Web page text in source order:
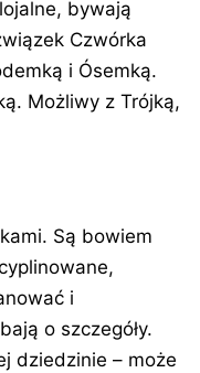
bywają
Czwórka
i Ósemką.
Możliwy z Trójką,
Są bowiem
i
o szczegóły.
dziedzinie – może